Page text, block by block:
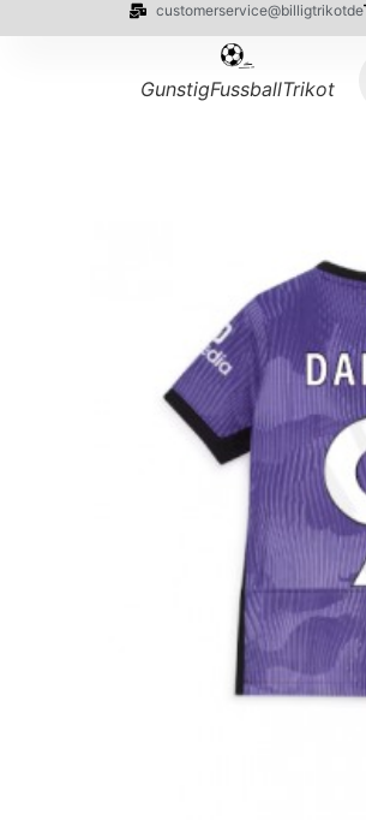
customerservice@billigtrikotde
GunstigFussballTrikot